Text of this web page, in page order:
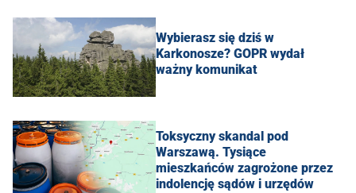
Wybierasz się dziś w
Karkonosze? GOPR wydał
ważny komunikat
Toksyczny skandal pod
Warszawą. Tysiące
mieszkańców zagrożone przez
indolencję sądów i urzędów